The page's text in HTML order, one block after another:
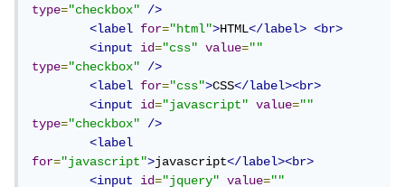
type="checkbox"
/>
<label
for="html">HTML</label>
<br>
<input
id="css" value=""
type="checkbox"
/>
<label
for="css">CSS</label><br>
<input
id="javascript" value=""
type="checkbox"
/>
<label
for="javascript">javascript</label><br>
<input
id="jquery" value=""